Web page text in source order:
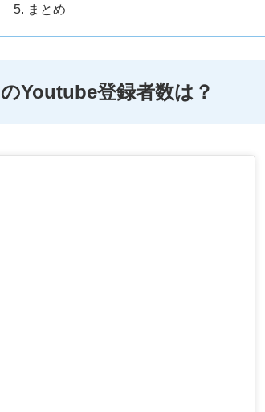
まとめ
Youtube登録者数は？